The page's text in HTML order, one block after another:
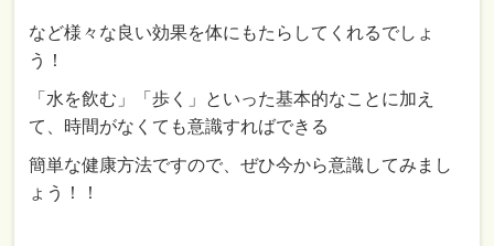
など様々な良い効果を体にもたらしてくれるでしょ
う！
「水を飲む」「歩く」といった基本的なことに加え
て、時間がなくても意識すればできる
簡単な健康方法ですので、ぜひ今から意識してみまし
ょう！！